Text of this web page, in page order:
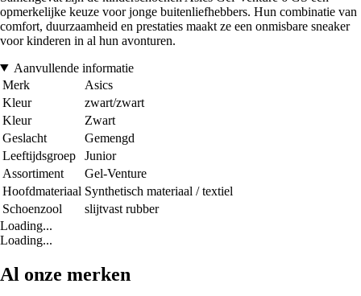
opmerkelijke keuze voor jonge buitenliefhebbers. Hun combinatie van
comfort, duurzaamheid en prestaties maakt ze een onmisbare sneaker
voor kinderen in al hun avonturen.
Aanvullende informatie
Merk
Asics
Kleur
zwart/zwart
Kleur
Zwart
Geslacht
Gemengd
Leeftijdsgroep
Junior
Assortiment
Gel-Venture
Hoofdmateriaal Synthetisch materiaal / textiel
Schoenzool
slijtvast rubber
Loading...
Loading...
Al onze merken